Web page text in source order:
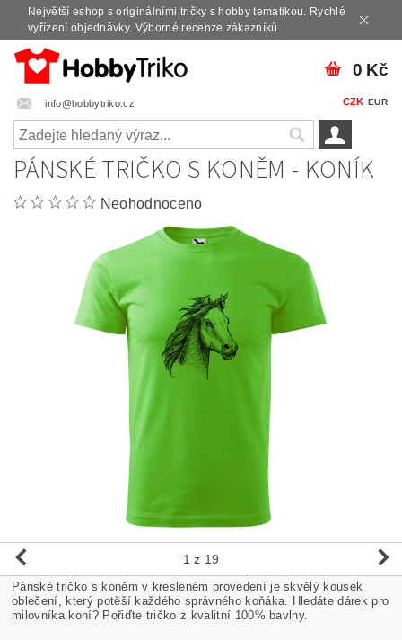
Největší eshop s originálními tričky s hobby tematikou. Rychlé
vyřízení objednávky. Výborné recenze zákazníků.
info@hobbytriko.cz CZK EUR
0 Kč
PÁNSKÉ TRIČKO S KONĚM - KONÍK
Neohodnoceno
1 z 19
Pánské tričko s koněm v kresleném provedení je skvělý kousek
oblečení, který potěší každého správného koňáka. Hledáte dárek pro
milovníka koní? Pořiďte tričko z kvalitní 100% bavlny.